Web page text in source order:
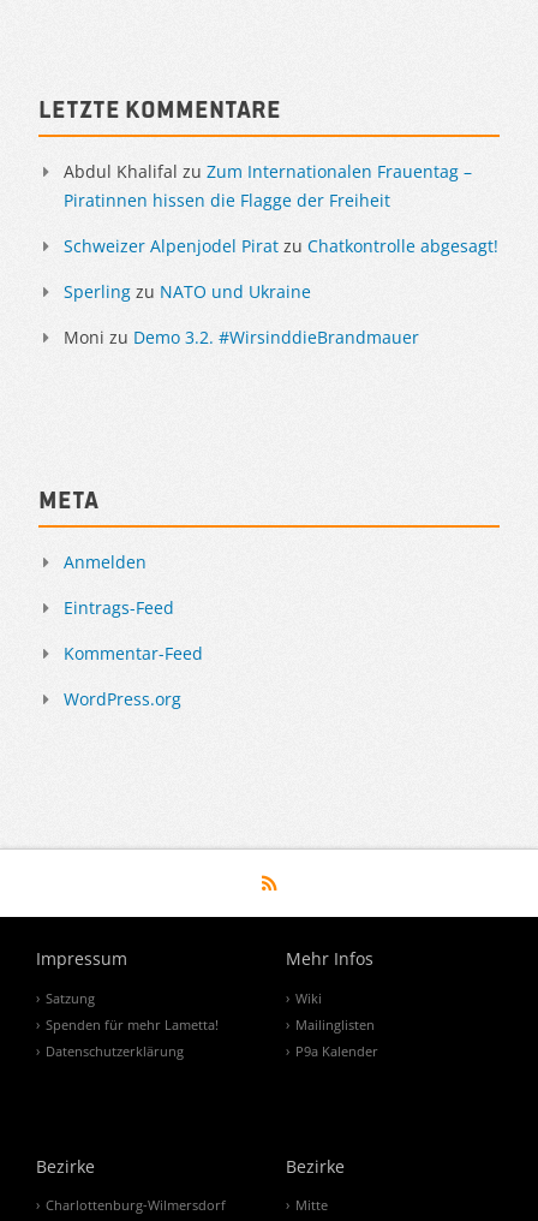
Letzte Kommentare
Abdul Khalifal zu Zum Internationalen Frauentag –
Piratinnen hissen die Flagge der Freiheit
Schweizer Alpenjodel Pirat zu Chatkontrolle abgesagt!
Sperling zu NATO und Ukraine
Moni zu Demo 3.2. #WirsinddieBrandmauer
Meta
Anmelden
Eintrags-Feed
Kommentar-Feed
WordPress.org
Impressum
Satzung
Spenden für mehr Lametta!
Datenschutzerklärung
Mehr Infos
Wiki
Mailinglisten
P9a Kalender
Bezirke
Charlottenburg-Wilmersdorf
Bezirke
Mitte